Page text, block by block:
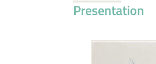
Presentation